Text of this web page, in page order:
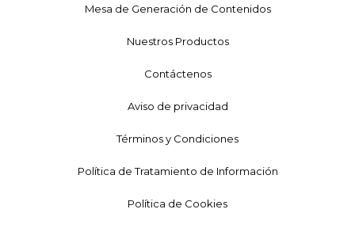
Mesa de Generación de Contenidos
Nuestros Productos
Contáctenos
Aviso de privacidad
Términos y Condiciones
Política de Tratamiento de Información
Política de Cookies